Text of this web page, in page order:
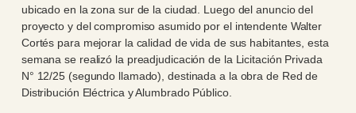
ubicado en la zona sur de la ciudad. Luego del anuncio del
proyecto y del compromiso asumido por el intendente Walter
Cortés para mejorar la calidad de vida de sus habitantes, esta
semana se realizó la preadjudicación de la Licitación Privada
N° 12/25 (segundo llamado), destinada a la obra de Red de
Distribución Eléctrica y Alumbrado Público.